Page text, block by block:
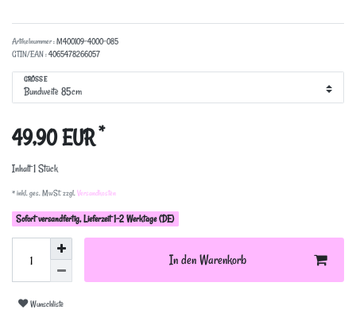
Artikelnummer :M400109-4000-085
GTIN/EAN :4065478266057
GRÖSSE
49,90 EUR*
Inhalt1Stück
* inkl. ges. MwSt. zzgl.Versandkosten
Sofort versandfertig, Lieferzeit 1-2 Werktage (DE)
In den Warenkorb
Wunschliste